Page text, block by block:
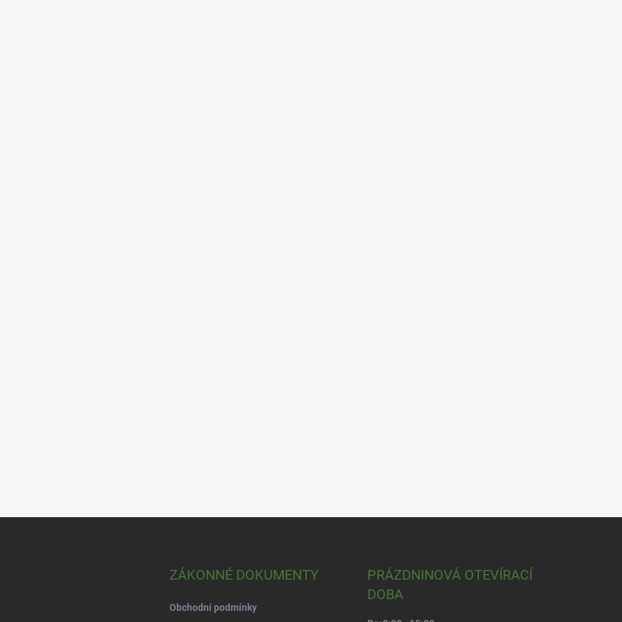
ZÁKONNÉ DOKUMENTY
Obchodní podmínky
PRÁZDNINOVÁ OTEVÍRACÍ
DOBA